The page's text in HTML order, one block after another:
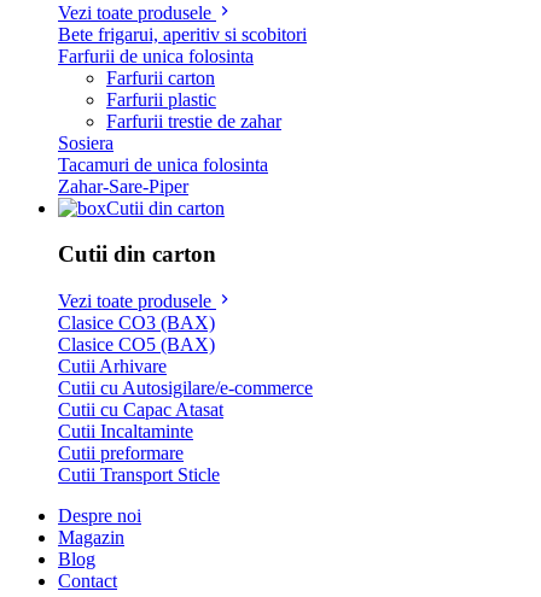
Vezi toate produsele
Bete frigarui, aperitiv si scobitori
Farfurii de unica folosinta
Farfurii carton
Farfurii plastic
Farfurii trestie de zahar
Sosiera
Tacamuri de unica folosinta
Zahar-Sare-Piper
Cutii din carton
Cutii din carton
Vezi toate produsele
Clasice CO3 (BAX)
Clasice CO5 (BAX)
Cutii Arhivare
Cutii cu Autosigilare/e-commerce
Cutii cu Capac Atasat
Cutii Incaltaminte
Cutii preformare
Cutii Transport Sticle
Despre noi
Magazin
Blog
Contact